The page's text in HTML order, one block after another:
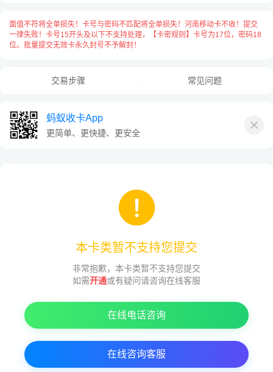
面值不符将全单损失！卡号与密码不匹配将全单损失！河南移动卡不收！提交
一律失败！卡号15开头及以下不支持处理，【卡密规则】卡号为17位，密码18
位。批量提交无效卡永久封号不予解封！
交易步骤 常见问题
蚂蚁收卡App
更简单、更快捷、更安全
卡号与卡密之间请用 “空格”
每张卡占用一行用“换行”
本卡类暂不支持您提交
非常抱歉，本卡类暂不支持您提交
如需开通或有疑问请咨询在线客服
在线电话咨询
在线咨询客服